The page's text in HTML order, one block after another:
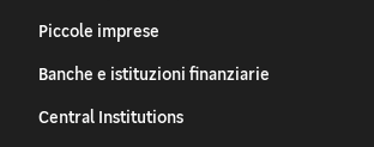
Piccole imprese
Banche e istituzioni finanziarie
Central Institutions